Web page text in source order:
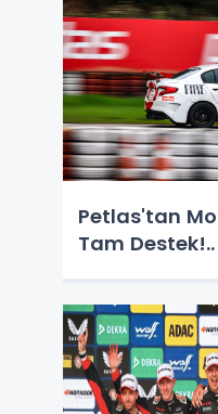
Petlas'tan
Tam Destek!..